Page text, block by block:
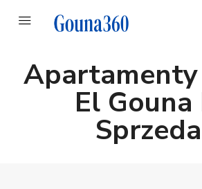
El Gouna